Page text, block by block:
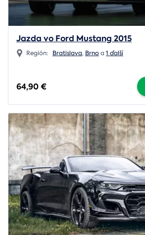
Jazda vo Ford Mustang 2015
Región: Bratislava, Brnoa 1 ďalší
64,90 €